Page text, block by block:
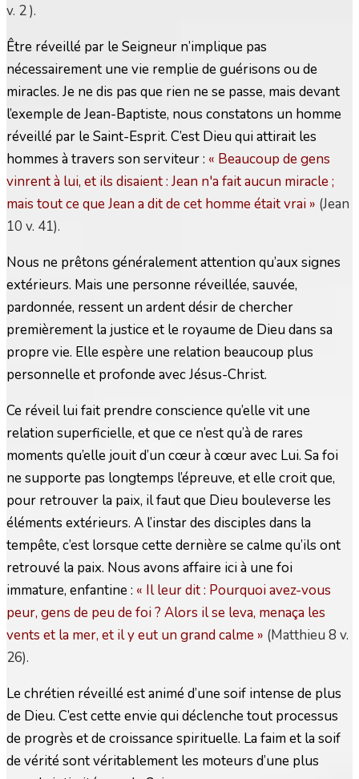
v. 2 ).
Être réveillé par le Seigneur n’implique pas
nécessairement une vie remplie de guérisons ou de
miracles. Je ne dis pas que rien ne se passe, mais devant
l’exemple de Jean-Baptiste, nous constatons un homme
réveillé par le Saint-Esprit. C’est Dieu qui attirait les
hommes à travers son serviteur : « Beaucoup de gens
vinrent à lui, et ils disaient : Jean n'a fait aucun miracle ;
mais tout ce que Jean a dit de cet homme était vrai » (Jean
10 v. 41).
Nous ne prêtons généralement attention qu’aux signes
extérieurs. Mais une personne réveillée, sauvée,
pardonnée, ressent un ardent désir de chercher
premièrement la justice et le royaume de Dieu dans sa
propre vie. Elle espère une relation beaucoup plus
personnelle et profonde avec Jésus-Christ.
Ce réveil lui fait prendre conscience qu’elle vit une
relation superficielle, et que ce n’est qu’à de rares
moments qu’elle jouit d’un cœur à cœur avec Lui. Sa foi
ne supporte pas longtemps l’épreuve, et elle croit que,
pour retrouver la paix, il faut que Dieu bouleverse les
éléments extérieurs. A l’instar des disciples dans la
tempête, c’est lorsque cette dernière se calme qu’ils ont
retrouvé la paix. Nous avons affaire ici à une foi
immature, enfantine : « Il leur dit : Pourquoi avez-vous
peur, gens de peu de foi ? Alors il se leva, menaça les
vents et la mer, et il y eut un grand calme » (Matthieu 8 v.
26).
Le chrétien réveillé est animé d’une soif intense de plus
de Dieu. C’est cette envie qui déclenche tout processus
de progrès et de croissance spirituelle. La faim et la soif
de vérité sont véritablement les moteurs d’une plus